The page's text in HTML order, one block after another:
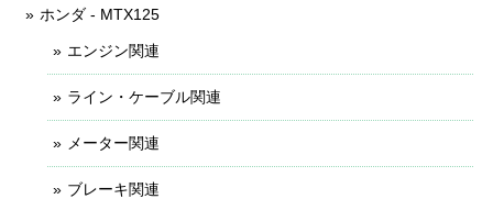
ホンダ - MTX125
エンジン関連
ライン・ケーブル関連
メーター関連
ブレーキ関連